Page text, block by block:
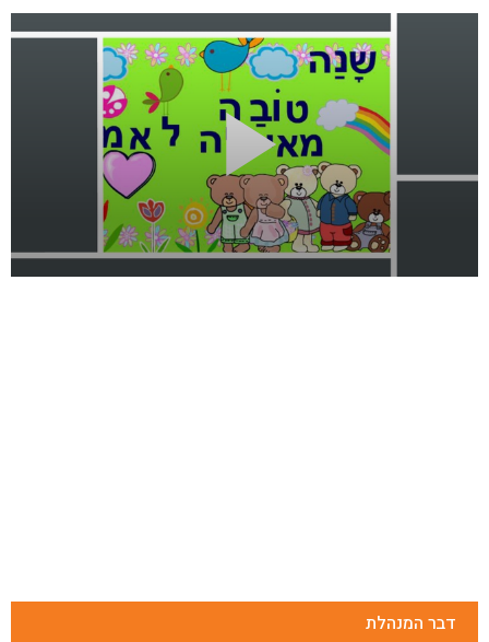
דבר המנהלת